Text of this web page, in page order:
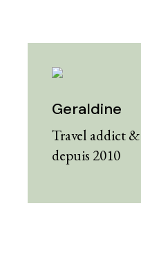
Geraldine
Travel addict
depuis 2010